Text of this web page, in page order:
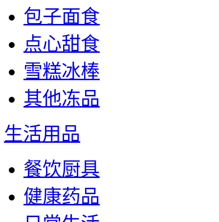
包子面食
点心甜食
雪糕冰棒
其他冻品
生活用品
餐饮厨具
健康药品